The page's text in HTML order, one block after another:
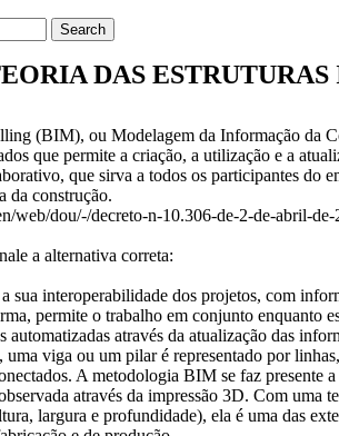
Search
DAS ESTRUTURAS
(BIM), ou Modelagem da Informação da
que permite a criação, a utilização e a
que sirva a todos os participantes do
da construção.
web/dou/-/decreto-n-10.306-de-2-de-abril-
a alternativa correta:
sua interoperabilidade dos projetos, com
permite o trabalho em conjunto enquanto
automatizadas através da atualização das
viga ou um pilar é representado por
A metodologia BIM se faz presente
através da impressão 3D. Com uma
largura e profundidade), ela é uma das